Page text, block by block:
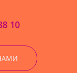
10